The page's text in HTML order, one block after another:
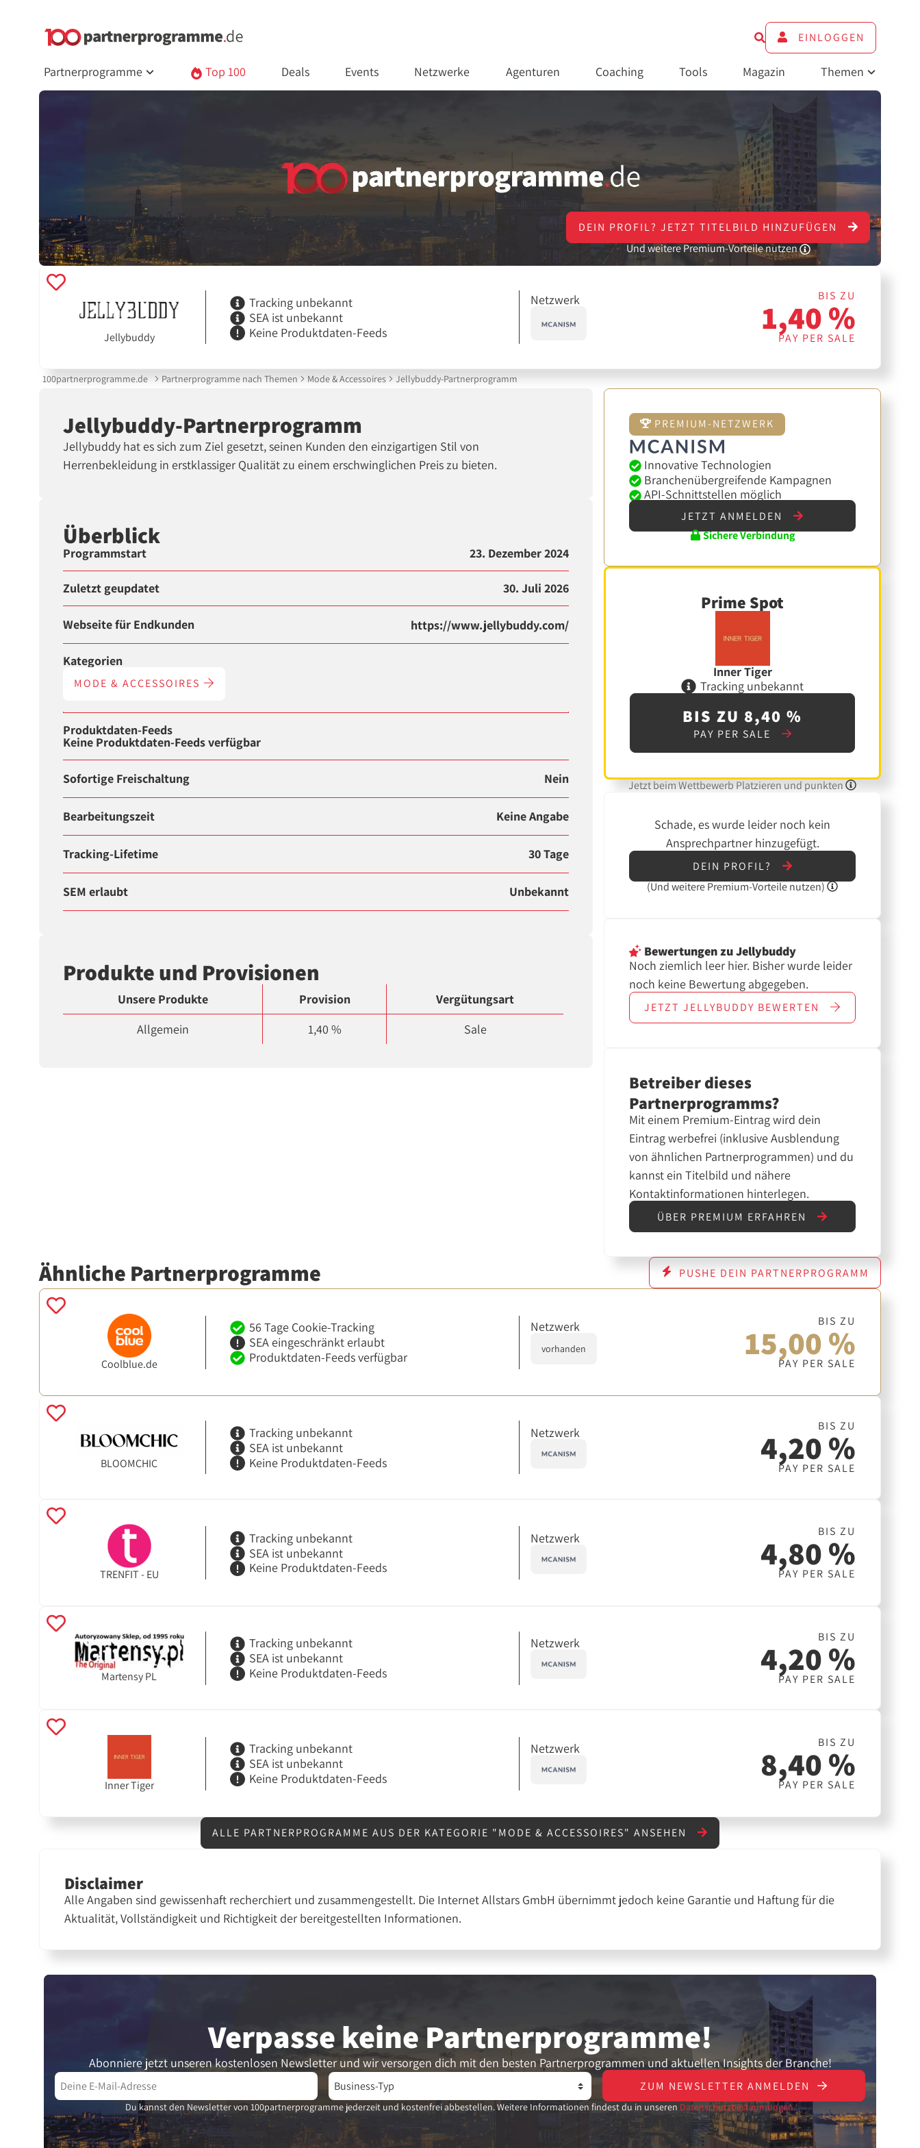
EINLOGGEN
Partnerprogramme Top 100 Deals Events Netzwerke Agenturen Coaching Tools Magazin Themen
DEIN PROFIL? JETZT TITELBILD HINZUFÜGEN
Und weitere Premium-Vorteile nutzen
Jellybuddy
Tracking unbekannt
SEA ist unbekannt
Keine Produktdaten-Feeds
Netzwerk BIS ZU
1,40 %
PAY PER SALE
100partnerprogramme.de Partnerprogramme nach Themen Mode & Accessoires Jellybuddy-Partnerprogramm
Jellybuddy-Partnerprogramm
Jellybuddy hat es sich zum Ziel gesetzt, seinen Kunden den einzigartigen Stil von
Herrenbekleidung in erstklassiger Qualität zu einem erschwinglichen Preis zu bieten.
Überblick
Programmstart 23. Dezember 2024
Zuletzt geupdatet 30. Juli 2026
Webseite für Endkunden https://www.jellybuddy.com/
Kategorien
MODE & ACCESSOIRES
Produktdaten-Feeds
Keine Produktdaten-Feeds verfügbar
Sofortige Freischaltung Nein
Bearbeitungszeit Keine Angabe
Tracking-Lifetime 30 Tage
SEM erlaubt Unbekannt
Produkte und Provisionen
Unsere Produkte Provision
Vergütungsart
Allgemein
1,40 % Sale
PREMIUM-NETZWERK
Innovative Technologien
Branchenübergreifende Kampagnen
API-Schnittstellen möglich
JETZT ANMELDEN
Sichere Verbindung
Prime Spot
Inner Tiger
Tracking unbekannt
BIS ZU 8,40 %
PAY PER SALE
Jetzt beim Wettbewerb Platzieren und punkten
Schade, es wurde leider noch kein
Ansprechpartner hinzugefügt.
DEIN PROFIL?
(UndweiterePremium-Vorteile nutzen)
Bewertungenzu Jellybuddy
Noch ziemlich leer hier. Bisher wurde leider
noch keine Bewertung abgegeben.
JETZT JELLYBUDDY BEWERTEN
Betreiber dieses
Partnerprogramms?
Mit einem Premium-Eintrag wird dein
Eintrag werbefrei (inklusive Ausblendung
von ähnlichen Partnerprogrammen) und du
kannst ein Titelbild und nähere
Kontaktinformationen hinterlegen.
ÜBER PREMIUM ERFAHREN
Ähnliche Partnerprogramme PUSHE DEIN PARTNERPROGRAMM
Coolblue.de
56 Tage Cookie-Tracking
SEA eingeschränkt erlaubt
Produktdaten-Feeds verfügbar
Netzwerk
vorhanden
BIS ZU
15,00 %
PAY PER SALE
BLOOMCHIC
Tracking unbekannt
SEA ist unbekannt
Keine Produktdaten-Feeds
Netzwerk BIS ZU
4,20 %
PAY PER SALE
TRENFIT - EU
Tracking unbekannt
SEA ist unbekannt
Keine Produktdaten-Feeds
Netzwerk BIS ZU
4,80 %
PAY PER SALE
Martensy PL
Tracking unbekannt
SEA ist unbekannt
Keine Produktdaten-Feeds
Netzwerk BIS ZU
4,20 %
PAY PER SALE
Inner Tiger
Tracking unbekannt
SEA ist unbekannt
Keine Produktdaten-Feeds
Netzwerk BIS ZU
8,40 %
PAY PER SALE
ALLE PARTNERPROGRAMME AUS DER KATEGORIE "MODE & ACCESSOIRES" ANSEHEN
Disclaimer
Alle Angaben sind gewissenhaft recherchiert und zusammengestellt. Die Internet Allstars GmbH übernimmt jedoch keine Garantie und Haftung für die
Aktualität, Vollständigkeit und Richtigkeit der bereitgestellten Informationen.
Verpasse keine Partner­programme!
Abonniere jetzt unseren kostenlosen Newsletter und wir versorgen dich mit den besten Partnerprogrammen und aktuellen Insights der Branche!
ZUM NEWSLETTER ANMELDEN
Du kannst den Newsletter von 100partnerprogramme jederzeit und kostenfrei abbestellen. Weitere Informationen findest du in unseren Datenschutzbestimmungen.